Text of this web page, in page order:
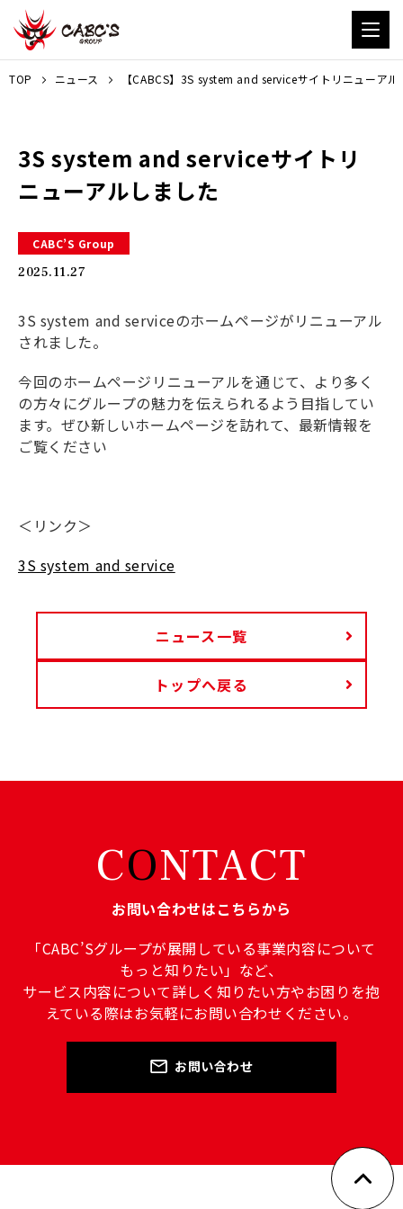
TOP ニュース 【CABCS】3S system and serviceサイトリニューア
3S system and serviceサイトリ
ニューアルしました
CABC’S Group
2025.11.27
3S system and serviceのホームページがリニューアル
されました。
今回のホームページリニューアルを通じて、より多く
の方々にグループの魅力を伝えられるよう目指してい
ます。ぜひ新しいホームページを訪れて、最新情報を
ご覧ください
＜リンク＞
3S system and service
ニュース一覧
トップへ戻る
CONTACT
お問い合わせはこちらから
「CABC’Sグループが展開している事業内容について
もっと知りたい」など、
サービス内容について詳しく知りたい方やお困りを抱
えている際はお気軽にお問い合わせください。
お問い合わせ